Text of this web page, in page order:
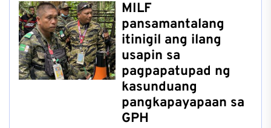
MILF
pansamantalang
itinigil ang ilang
usapin sa
pagpapatupad ng
kasunduang
pangkapayapaan sa
GPH